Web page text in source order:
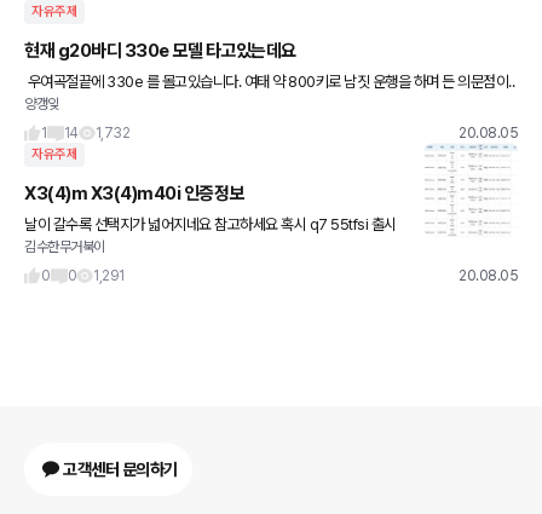
자유주제
현재 g20바디 330e 모델 타고있는데요
우여곡절끝에 330e 를 몰고있습니다. 여태 약 800키로 남짓 운행을 하며 든 의문점이..
베터리를 전량 다 소모한뒤면 베터리 컨트롤 모드든.. 하이브리드모드든.. 그뒤부터 운행
의 질감이 현저
양갱잊
1
14 1,732 20.08.05
자유주제
X3(4)m X3(4)m40i 인증정보
날이 갈수록 선택지가 넓어지네요 참고하세요 혹시 q7 55tfsi 출시
정보 아시는분 ㅇ계시면 공유 부탁드립니당
김수한무거북이
0
0 1,291 20.08.05
고객센터 문의하기